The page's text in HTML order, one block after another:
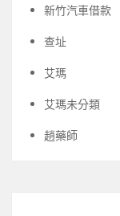
新竹汽車借款
查址
艾瑪
艾瑪未分類
趙藥師